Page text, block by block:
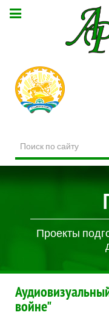
по
сайту
Проекты
войне"